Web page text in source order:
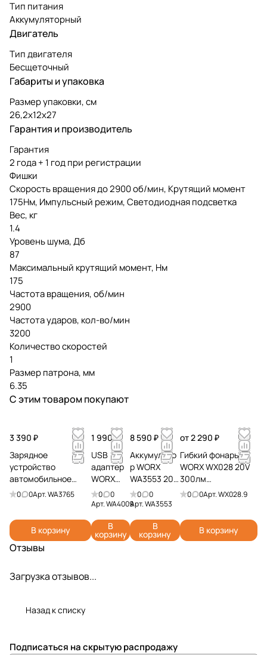
Тип питания
Аккумуляторный
Двигатель
Тип двигателя
Бесщеточный
Габариты и упаковка
Размер упаковки, см
26,2х12х27
Гарантия и производитель
Гарантия
2 года + 1 год при регистрации
Фишки
Скорость вращения до 2900 об/мин, Крутящий момент
175Нм, Импульсный режим, Светодиодная подсветка
Вес, кг
1.4
Уровень шума, Дб
87
Максимальный крутящий момент, Нм
175
Частота вращения, об/мин
2900
Частота ударов, кол-во/мин
3200
Количество скоростей
1
Размер патрона, мм
6.35
С этим товаром покупают
3 390 ₽
Зарядное
устройство
автомобильное
WORX WA3765 20V
0 0Арт.WA3765
В корзину
1 990 ₽
USB
адаптер
WORX
WA4009
0
0
Арт.WA4009
В
корзину
8 590 ₽
Аккумулято
р WORX
WA3553 20V
4Ач
0
0
Арт.WA3553
В
корзину
от 2 290 ₽
Гибкий фонарь
WORX WX028 20V
300лм
аккумуляторный
0 0Арт.WX028.9
В корзину
Отзывы
Загрузка отзывов...
Назад к списку
Подписаться на скрытую распродажу